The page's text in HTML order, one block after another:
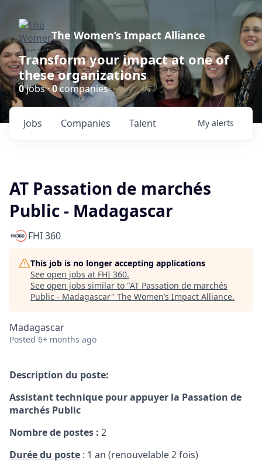
The Women’s Impact Alliance
Transform your impact at one of
these organizations
0jobs ·0companies
Jobs Companies Talent My alerts
AT Passation de marchés
Public - Madagascar
FHI 360
This job is no longer accepting applications
See open jobs at FHI 360.
See open jobs similar to "AT Passation de marchés
Public - Madagascar" The Women’s Impact Alliance.
Madagascar
Posted 6+ months ago
Description du poste:
Assistant technique pour appuyer la Passation de
marchés Public
Nombre de postes : 2
Durée du poste : 1 an (renouvelable 2 fois)